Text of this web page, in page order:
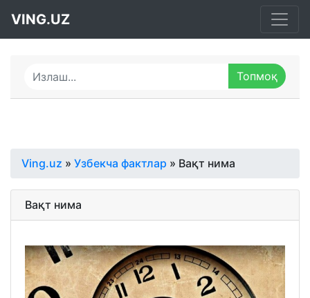
VING.UZ
Ving.uz » Узбекча фактлар » Вақт нима
Вақт нима